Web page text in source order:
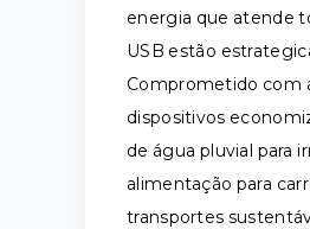
energia que atende
USB estão
Comprometido com
dispositivos
de água pluvial para
alimentação para
transportes